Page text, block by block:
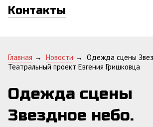
Контакты
Главная → Новости → Одежда сцены
Театральный проект Евгения Гришковца
Одежда сцены
Звездное небо.